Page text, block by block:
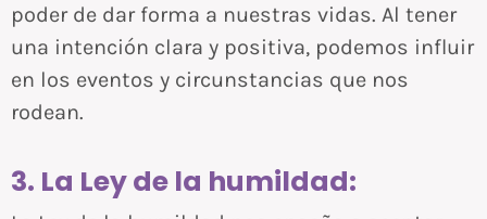
poder de dar forma a nuestras vidas. Al tener
una intención clara y positiva, podemos influir
en los eventos y circunstancias que nos
rodean.
3. La Ley de la humildad: